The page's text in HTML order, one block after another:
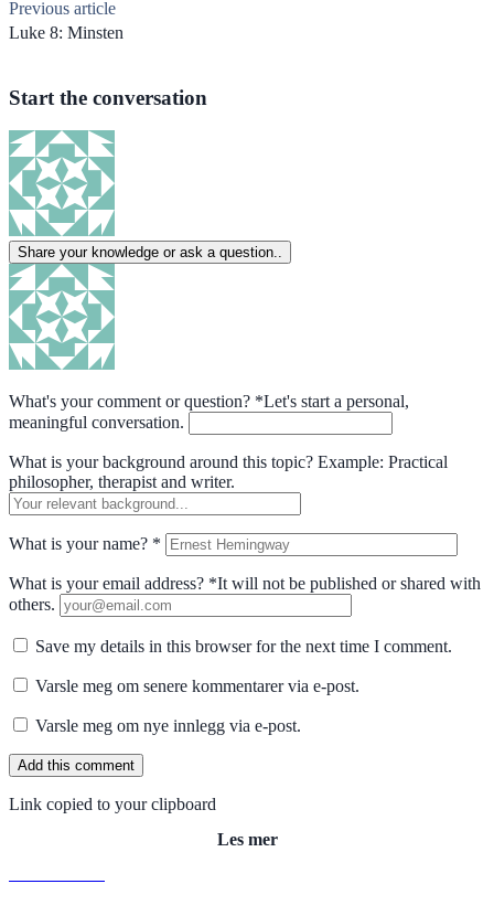
Previous article
Luke 8: Minsten
Start the conversation
Share your knowledge or ask a question..
What's your comment or question? *Let's start a personal,
meaningful conversation.
What is your background around this topic? Example: Practical
philosopher, therapist and writer.
What is your name? *
What is your email address? *It will not be published or shared with
others.
Save my details in this browser for the next time I comment.
Varsle meg om senere kommentarer via e-post.
Varsle meg om nye innlegg via e-post.
Link copied to your clipboard
Les mer